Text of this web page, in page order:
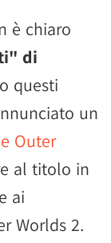
è chiaro
di
questi
un
Outer
al titolo in
e ai
Worlds 2.